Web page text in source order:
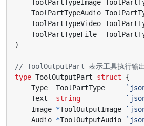
ToolPartTypeImage
ToolPartTypeAudio
ToolPartTypeVideo
ToolPartTypeFile
)
// ToolOutputPart 表示工具执行输
type ToolOutputPart struct
{
Type
ToolPartType
Text
string
Image *ToolOutputImage
Audio *ToolOutputAudio